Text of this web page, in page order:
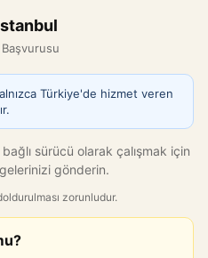
Türkiye'de hizmet veren
sürücü olarak çalışmak için
gönderin.
zorunludur.